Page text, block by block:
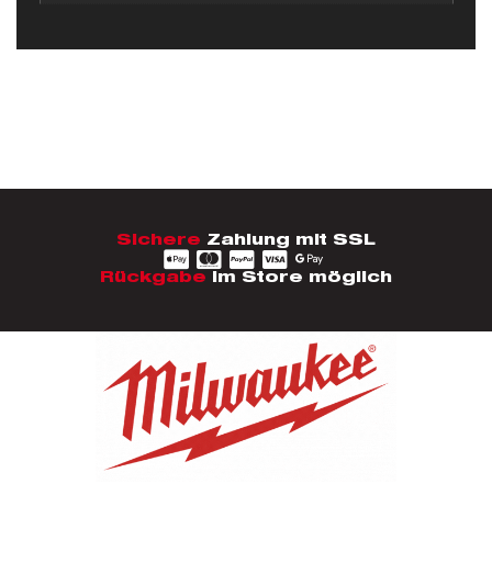
Sichere Zahlung mit SSL
Rückgabe im Store möglich